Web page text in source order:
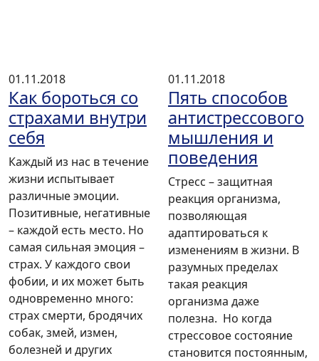
01.11.2018
Как бороться со
страхами внутри
себя
Каждый из нас в течение
жизни испытывает
различные эмоции.
Позитивные, негативные
– каждой есть место. Но
самая сильная эмоция –
страх. У каждого свои
фобии, и их может быть
одновременно много:
страх смерти, бродячих
собак, змей, измен,
болезней и других
01.11.2018
Пять способов
антистрессового
мышления и
поведения
Стресс – защитная
реакция организма,
позволяющая
адаптироваться к
изменениям в жизни. В
разумных пределах
такая реакция
организма даже
полезна. Но когда
стрессовое состояние
становится постоянным,